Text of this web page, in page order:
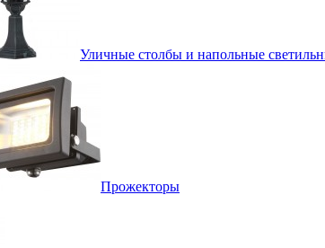
Уличные столбы и напольные
Прожекторы